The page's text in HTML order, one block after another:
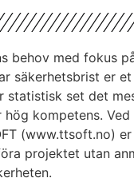
behov med fokus
säkerhetsbrist er
statistisk set det
kompetens. Ved
(www.ttsoft.no)
projektet utan